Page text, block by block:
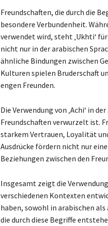
Freundschaften, die durch die
besondere Verbundenheit.
verwendet wird, steht ‚Ukhti‘
nicht nur in der arabischen
ähnliche Bindungen zwischen
Kulturen spielen Bruderschaft
engen Freunden.
Die Verwendung von ‚Achi‘ in
Freundschaften verwurzelt ist.
starkem Vertrauen, Loyalität
Ausdrücke fördern nicht nur
Beziehungen zwischen den
Insgesamt zeigt die Verwendung
verschiedenen Kontexten
haben, sowohl in arabischen
die durch diese Begriffe